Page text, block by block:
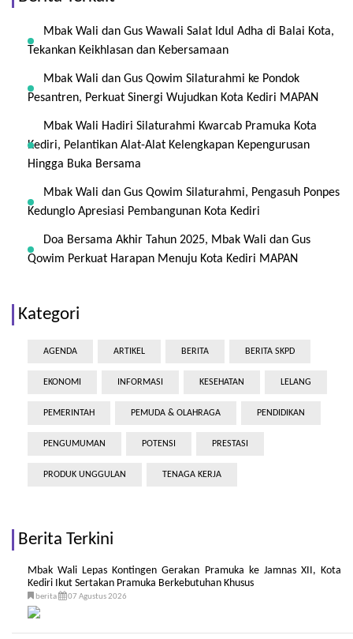
Mbak Wali dan Gus Wawali Salat Idul Adha di Balai Kota,
Tekankan Keikhlasan dan Kebersamaan
Mbak Wali dan Gus Qowim Silaturahmi ke Pondok
Pesantren, Perkuat Sinergi Wujudkan Kota Kediri MAPAN
Mbak Wali Hadiri Silaturahmi Kwarcab Pramuka Kota
Kediri, Pelantikan Alat-Alat Kelengkapan Kepengurusan
Hingga Buka Bersama
Mbak Wali dan Gus Qowim Silaturahmi, Pengasuh Ponpes
Kedunglo Apresiasi Pembangunan Kota Kediri
Doa Bersama Akhir Tahun 2025, Mbak Wali dan Gus
Qowim Perkuat Harapan Menuju Kota Kediri MAPAN
Kategori
AGENDA ARTIKEL BERITA BERITA SKPD
EKONOMI INFORMASI KESEHATAN LELANG
PEMERINTAH PEMUDA & OLAHRAGA PENDIDIKAN
PENGUMUMAN POTENSI PRESTASI
PRODUK UNGGULAN TENAGA KERJA
Berita Terkini
Mbak Wali Lepas Kontingen Gerakan Pramuka ke Jamnas XII, Kota
Kediri Ikut Sertakan Pramuka Berkebutuhan Khusus
berita 07 Agustus 2026